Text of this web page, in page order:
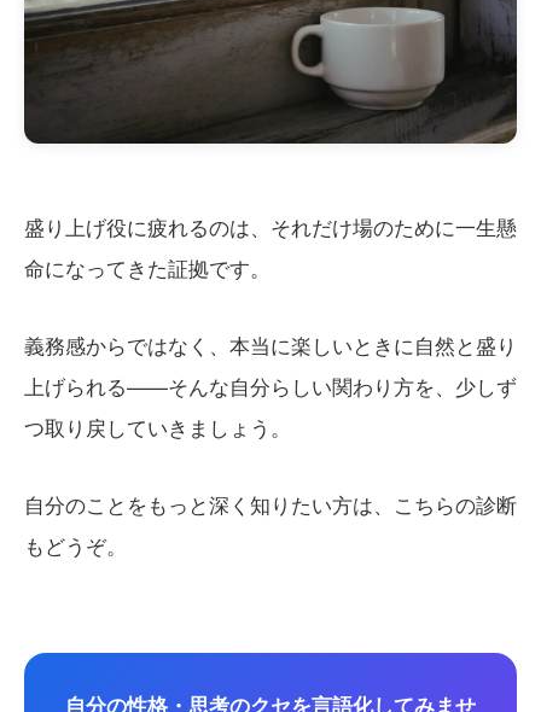
盛り上げ役に疲れるのは、それだけ場のために一生懸
命になってきた証拠です。
義務感からではなく、本当に楽しいときに自然と盛り
上げられる——そんな自分らしい関わり方を、少しず
つ取り戻していきましょう。
自分のことをもっと深く知りたい方は、こちらの診断
もどうぞ。
自分の性格・思考のクセを言語化してみませ